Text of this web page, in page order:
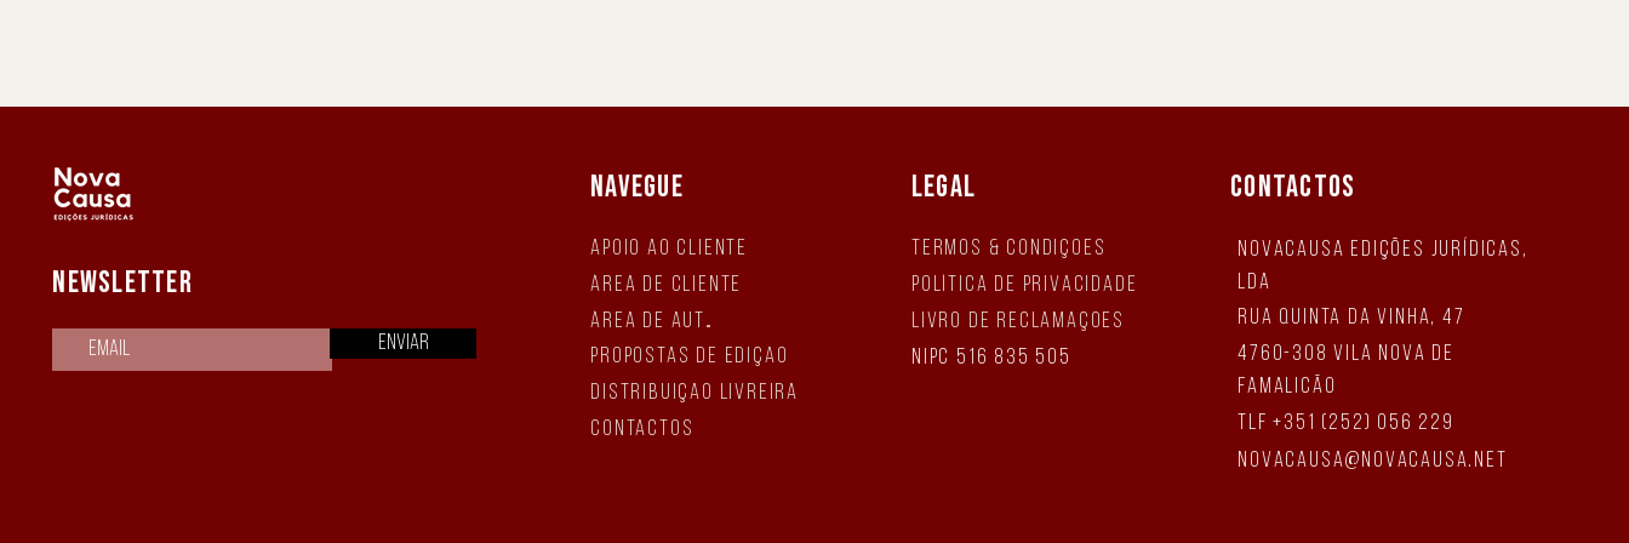
NEWSLETTER
Enviar
NAVEGUE
Apoio ao Cliente
Área de Cliente
Área de Autor
Propostas de Edição
Distribuição Livreira
Contactos
LEGAL
Termos & Condições
Política de Privacidade
Livro de Reclamações
NIPC 516 835 505
CONTACTOS
NovaCausa Edições Jurídicas,
Lda
Rua Quinta da Vinha, 47
4760-308 Vila Nova de
Famalicão
tlf +351 (252) 056 229
novacausa@novacausa.net